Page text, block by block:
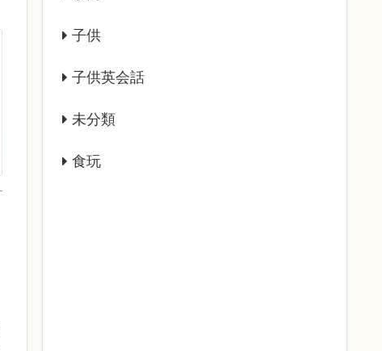
子供
子供英会話
未分類
食玩